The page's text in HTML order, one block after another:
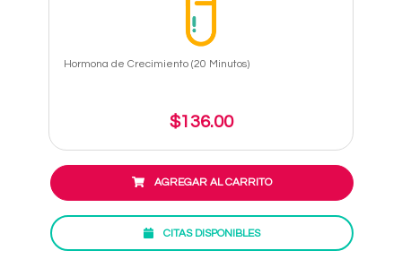
Hormona de Crecimiento (20 Minutos)
$136.00
AGREGAR AL CARRITO
CITAS DISPONIBLES